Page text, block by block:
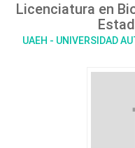
Licenciatura en
UAEH - UNIVERSIDAD